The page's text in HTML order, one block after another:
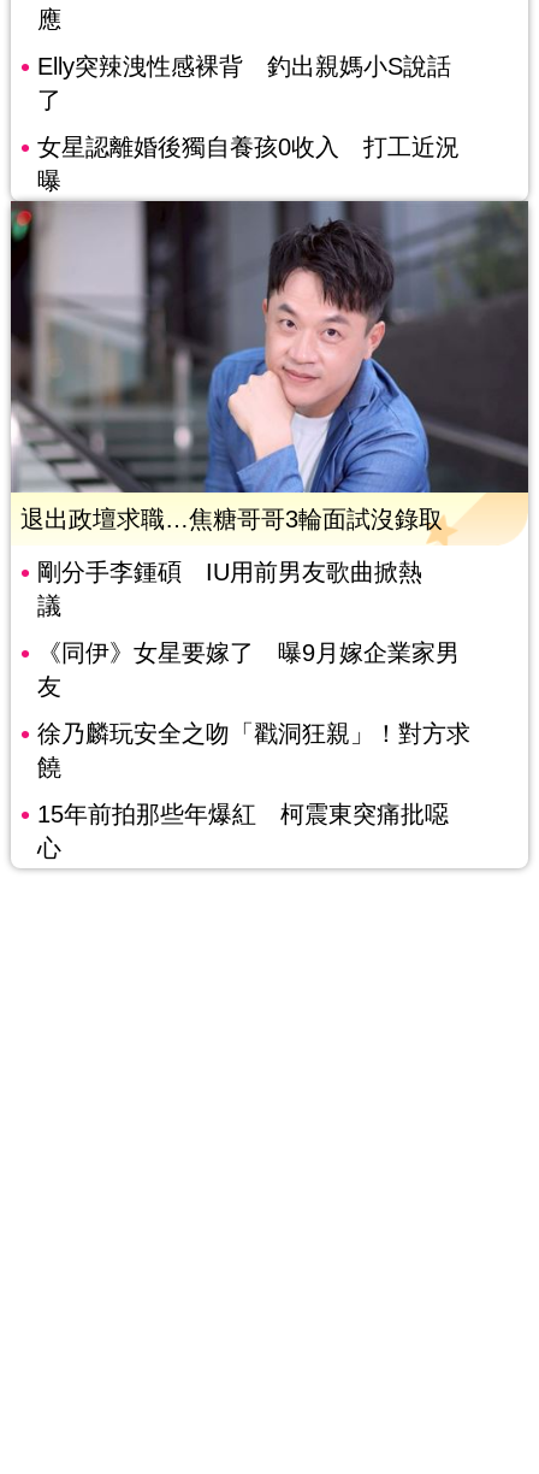
應
Elly突辣洩性感裸背 釣出親媽小S說話
了
女星認離婚後獨自養孩0收入 打工近況
曝
退出政壇求職…焦糖哥哥3輪面試沒錄取
剛分手李鍾碩 IU用前男友歌曲掀熱
議
《同伊》女星要嫁了 曝9月嫁企業家男
友
徐乃麟玩安全之吻「戳洞狂親」！對方求
饒
15年前拍那些年爆紅 柯震東突痛批噁
心